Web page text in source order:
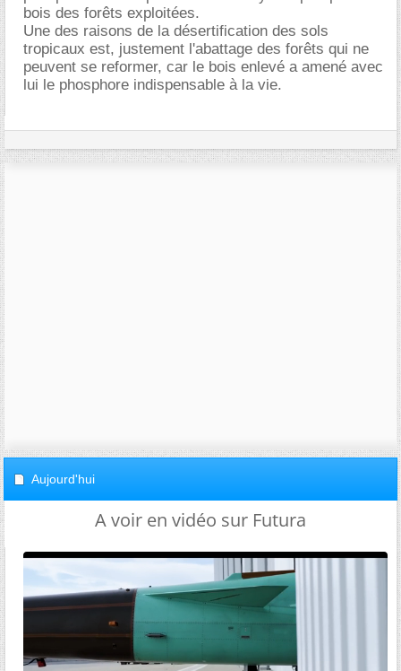
bois des forêts exploitées.
Une des raisons de la désertification des sols
tropicaux est, justement l'abattage des forêts qui ne
peuvent se reformer, car le bois enlevé a amené avec
lui le phosphore indispensable à la vie.
Aujourd'hui
A voir en vidéo sur Futura